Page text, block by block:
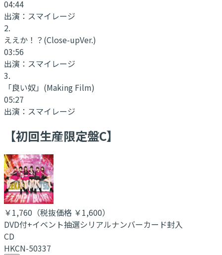
04:44
出演： スマイレージ
2.
ええか！？ (Close-upVer.)
03:56
出演： スマイレージ
3.
「良い奴」 (Making Film)
05:27
出演： スマイレージ
【初回生産限定盤C】
￥1,760 （税抜価格 ￥1,600）
DVD付+イベント抽選シリアルナンバーカード封入
CD
HKCN-50337